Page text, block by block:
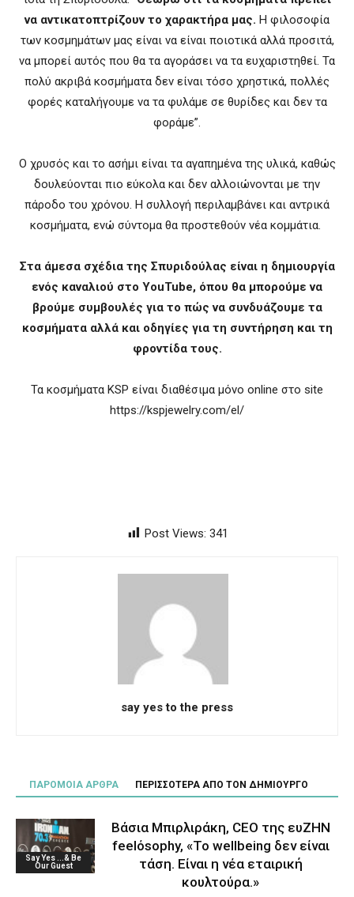
να αντικατοπτρίζουν το χαρακτήρα μας. Η φιλοσοφία
των κοσμημάτων μας είναι να είναι ποιοτικά αλλά προσιτά,
να μπορεί αυτός που θα τα αγοράσει να τα ευχαριστηθεί. Τα
πολύ ακριβά κοσμήματα δεν είναι τόσο χρηστικά, πολλές
φορές καταλήγουμε να τα φυλάμε σε θυρίδες και δεν τα
φοράμε”.
Ο χρυσός και το ασήμι είναι τα αγαπημένα της υλικά, καθώς
δουλεύονται πιο εύκολα και δεν αλλοιώνονται με την
πάροδο του χρόνου. Η συλλογή περιλαμβάνει και αντρικά
κοσμήματα, ενώ σύντομα θα προστεθούν νέα κομμάτια.
Στα άμεσα σχέδια της Σπυριδούλας είναι η δημιουργία
ενός καναλιού στο YouTube, όπου θα μπορούμε να
βρούμε συμβουλές για το πώς να συνδυάζουμε τα
κοσμήματα αλλά και οδηγίες για τη συντήρηση και τη
φροντίδα τους.
Τα κοσμήματα KSP είναι διαθέσιμα μόνο online στο site
https://kspjewelry.com/el/
Post Views: 341
say yes to the press
ΠΑΡΟΜΟΙΑ ΑΡΘΡΑ ΠΕΡΙΣΣΟΤΕΡΑ ΑΠΟ ΤΟΝ ΔΗΜΙΟΥΡΓΟ
Say Yes ...& Be
Our Guest
Βάσια Μπιρλιράκη, CEO της ευΖΗΝ
feelόsophy, «Το wellbeing δεν είναι
τάση. Είναι η νέα εταιρική
κουλτούρα.»